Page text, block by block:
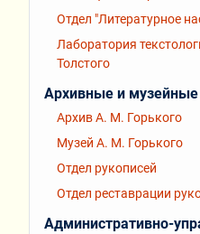
Отдел "Литературное
Лаборатория
Толстого
Архивные и музейные
Архив А. М. Горького
Музей А. М. Горького
Отдел рукописей
Отдел реставрации
Административно-